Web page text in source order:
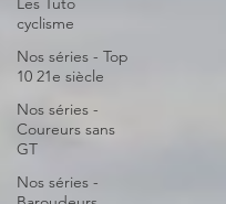
cyclisme
Nos séries - Top
10 21e siècle
Nos séries -
Coureurs sans
GT
Nos séries -